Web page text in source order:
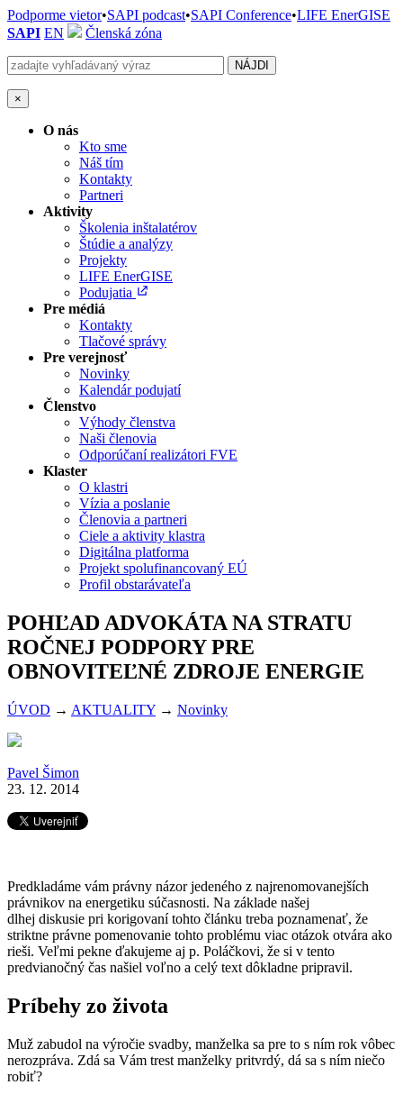
Podporme vietor•SAPI podcast•SAPI Conference•LIFE EnerGISE
SAPI EN Členská zóna
×
O nás
Kto sme
Náš tím
Kontakty
Partneri
Aktivity
Školenia inštalatérov
Štúdie a analýzy
Projekty
LIFE EnerGISE
Podujatia
Pre médiá
Kontakty
Tlačové správy
Pre verejnosť
Novinky
Kalendár podujatí
Členstvo
Výhody členstva
Naši členovia
Odporúčaní realizátori FVE
Klaster
O klastri
Vízia a poslanie
Členovia a partneri
Ciele a aktivity klastra
Digitálna platforma
Projekt spolufinancovaný EÚ
Profil obstarávateľa
POHĽAD ADVOKÁTA NA STRATU
ROČNEJ PODPORY PRE
OBNOVITEĽNÉ ZDROJE ENERGIE
ÚVOD → AKTUALITY → Novinky
Pavel Šimon
23. 12. 2014
Predkladáme vám právny názor jedeného z najrenomovanejších
právnikov na energetiku súčasnosti. Na základe našej
dlhej diskusie pri korigovaní tohto článku treba poznamenať, že
striktne právne pomenovanie tohto problému viac otázok otvára ako
rieši. Veľmi pekne ďakujeme aj p. Poláčkovi, že si v tento
predvianočný čas našiel voľno a celý text dôkladne pripravil.
Príbehy zo života
Muž zabudol na výročie svadby, manželka sa pre to s ním rok vôbec
nerozpráva. Zdá sa Vám trest manželky pritvrdý, dá sa s ním niečo
robiť?